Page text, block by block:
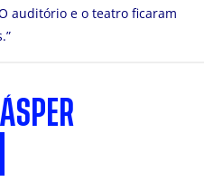
auditório e o teatro ficaram